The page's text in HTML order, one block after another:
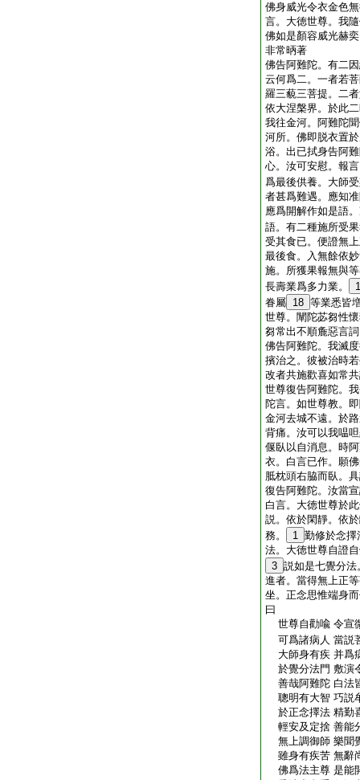
佛身威光令衣金色
言。大徳世尊。我
佛如是顏容威光赫
非常昞著
佛告阿難陀。有二
云何爲二。一者若
羅三藐三菩提。二
依大涅槃界。於此
我往金河。阿難陀
河所。佛即脱衣置
浴。出已拭身告阿
心。汝可安慰。報
爲最後供養。大師
者甚爲難遇。應知
應爲開解作如是語
語。有二種施所受
受其食已。便證無
最後食。入無餘依
施。所獲果報無與
長壽業爲多力業。
眷屬 18 等業悉皆
世尊。闡陀苾芻性
芻常出不順麁惡言
佛告阿難陀。我滅
擯治之。彼被治時
改者共施歡喜如常
世尊復告阿難陀。
陀言。如世尊教。
金河去城不遠。於
背痛。汝可以我嗢
偃臥以自消息。時
衣。白言已作。願
胝枕頭右脇而臥。
復告阿難陀。汝當
白言。大徳世尊於
説。依於閑靜。依
務。
1 勤修於念擇
法。大徳世尊自證
3 説如是七覺分
進者。當得無上正
坐。正念思惟端身
曰
世尊自勸喩 令宣
可爲諸病人 當説
大師身有疾 并爲
於覺分法門 敷演
善哉阿難陀 白法
聰明有大智 巧説
於正念擇法 精勤
輕安及定捨 善能
無上調御師 樂聞
雖身有疾苦 無辭
佛爲法主尊 是能